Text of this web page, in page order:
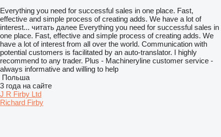
Everything you need for successful sales in one place. Fast,
effective and simple process of creating adds. We have a lot of
interest... читать далее Everything you need for successful sales in
one place. Fast, effective and simple process of creating adds. We
have a lot of interest from all over the world. Communication with
potential customers is facilitated by an auto-translator. I highly
recommend to any trader. Plus - Machineryline customer service -
always informative and willing to help
Польша
3 года на сайте
J R Firby Ltd
Richard Firby